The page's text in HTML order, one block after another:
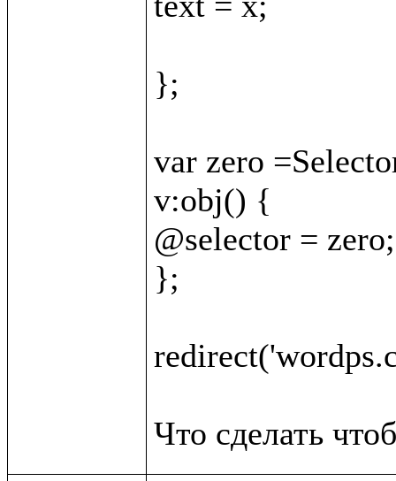
};
var zero
v:obj() {
@selector = zero;
};